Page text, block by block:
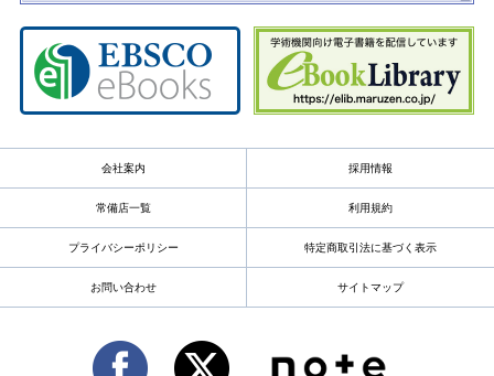
会社案内 採用情報
常備店一覧 利用規約
プライバシーポリシー 特定商取引法に基づく表示
お問い合わせ サイトマップ